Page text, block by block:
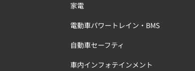
家電
電動車パワートレイン・BMS
自動車セーフティ
車内インフォテインメント